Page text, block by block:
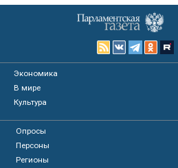
Экономика
В мире
Культура
Опросы
Персоны
Регионы